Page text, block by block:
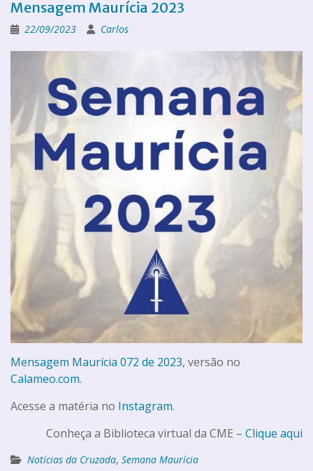
Mensagem Maurícia 2023
22/09/2023 Carlos
Mensagem Maurícia 072 de 2023, versão no
Calameo.com.
Acesse a matéria no Instagram.
Conheça a Biblioteca virtual da CME – Clique aqui
Notícias da Cruzada, Semana Maurícia